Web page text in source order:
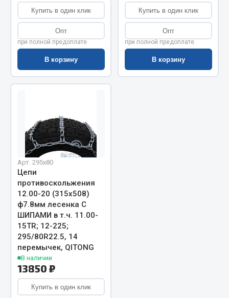
Показать ещё
Весь раздел
Запчасти МАЗ
Система питания
Двери
Окно ветровое
Двигатель
Электрооборудование
Показать ещё
Весь раздел
Запчасти Урал
Двигатель
Мост задний
Система питания
Купить в один клик
Опт
при полной предоплате
В корзину
Купить в один клик
Опт
при полной предоплате
В корзину
Арт. 295х80
Цепи
противоскольжения
12.00-20 (315х508)
ф7.8мм лесенка С
ШИПАМИ в т.ч. 11.00-
15TR; 12-225;
295/80R22.5, 14
перемычек, QITONG
В наличии
13850 ₽
Купить в один клик